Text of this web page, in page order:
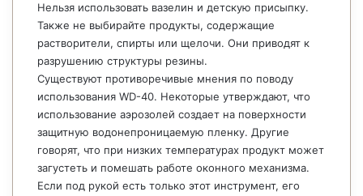
Нельзя использовать вазелин и детскую присыпку.
Также не выбирайте продукты, содержащие
растворители, спирты или щелочи. Они приводят к
разрушению структуры резины.
Существуют противоречивые мнения по поводу
использования WD-40. Некоторые утверждают, что
использование аэрозолей создает на поверхности
защитную водонепроницаемую пленку. Другие
говорят, что при низких температурах продукт может
загустеть и помешать работе оконного механизма.
Если под рукой есть только этот инструмент, его